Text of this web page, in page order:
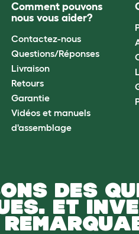
Comment pouvons
nous vous aider?
Contactez-nous
Questions/Réponses
Livraison
Retours
Garantie
Vidéos et manuels
d'assemblage
DES
ET